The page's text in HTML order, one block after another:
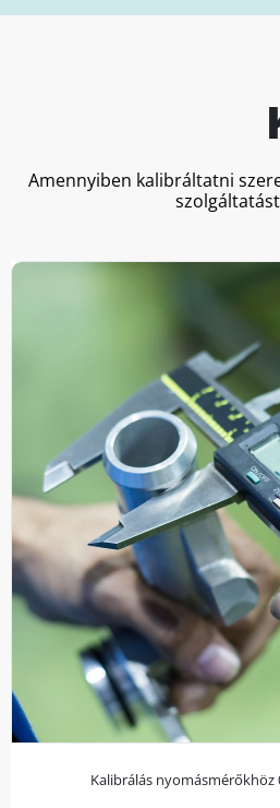
Amennyiben kalibráltatni
Kalibrálás nyomásmérőkhöz